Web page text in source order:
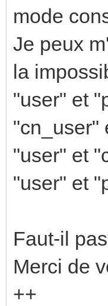
mode
Je peux
la
"user" et
"cn_user"
"user" et
"user" et
Faut-il
Merci de
++